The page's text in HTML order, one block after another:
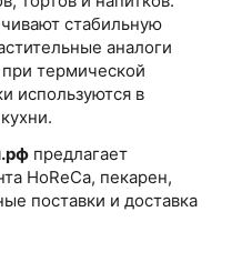
стабильную
аналоги
термической
используются в
предлагает
HoReCa, пекарен,
поставки и доставка